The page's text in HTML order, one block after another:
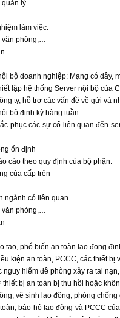
quản lý
làm việc.
văn phòng,…
bộ doanh nghiệp: Mạng có dây,
lập hệ thống Server nội bộ của
ty, hỗ trợ các vấn đề về gửi và
bộ định kỳ hàng tuần.
phục các sự cố liên quan đến
ổn định
cáo theo quy định của bộ phận.
của cấp trên
ngành có liên quan.
văn phòng,…
tạo, phổ biến an toàn lao đọng
kiện an toàn, PCCC, các thiết
hiểm đề phòng xảy ra tai
bị an toàn bị thu hồi hoặc
vệ sinh lao động, phòng
bảo hộ lao động và PCCC